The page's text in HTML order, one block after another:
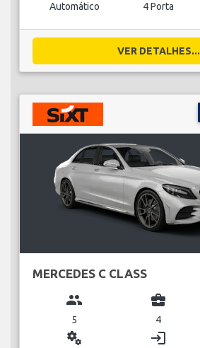
Automático 4 Porta
VER DETALHES...
MERCEDES C CLASS
group
5
business_center
4
miscellaneous_services login